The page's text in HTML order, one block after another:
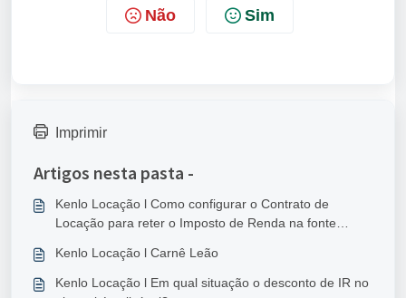
Não Sim
Imprimir
Artigos nesta pasta -
Kenlo Locação l Como configurar o Contrato de
Locação para reter o Imposto de Renda na fonte
Kenlo Locação l Carnê Leão
Kenlo Locação l Em qual situação o desconto de IR no